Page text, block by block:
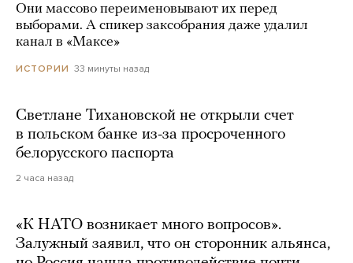
Они массово переименовывают их перед
выборами. А спикер заксобрания даже удалил
канал в «Максе»
ИСТОРИИ 33 минуты назад
Светлане Тихановской не открыли счет
в польском банке из-за просроченного
белорусского паспорта
2 часа назад
«К НАТО возникает много вопросов».
Залужный заявил, что он сторонник альянса,